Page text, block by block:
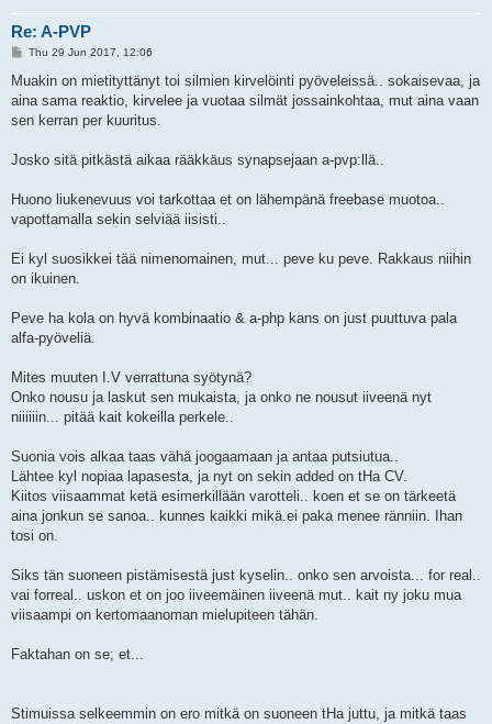
Re: A-PVP
P
s
Thu 29 Jun 2017, 12:06
Muakin on mietityttänyt toi silmien kirvelöinti pyöveleissä.. sokaisevaa, ja
aina sama reaktio, kirvelee ja vuotaa silmät jossainkohtaa, mut aina vaan
sen kerran per kuuritus.
Josko sitä pitkästä aikaa rääkkäus synapsejaan a-pvp:llä..
Huono liukenevuus voi tarkottaa et on lähempänä freebase muotoa..
vapottamalla sekin selviää iisisti..
Ei kyl suosikkei tää nimenomainen, mut... peve ku peve. Rakkaus niihin
on ikuinen.
Peve ha kola on hyvä kombinaatio & a-php kans on just puuttuva pala
alfa-pyöveliä.
Mites muuten I.V verrattuna syötynä?
Onko nousu ja laskut sen mukaista, ja onko ne nousut iiveenä nyt
niiiiiin... pitää kait kokeilla perkele..
Suonia vois alkaa taas vähä joogaamaan ja antaa putsiutua..
Lähtee kyl nopiaa lapasesta, ja nyt on sekin added on tHa CV.
Kiitos viisaammat ketä esimerkillään varotteli.. koen et se on tärkeetä
aina jonkun se sanoa.. kunnes kaikki mikä.ei paka menee ränniin. Ihan
tosi on.
Siks tän suoneen pistämisestä just kyselin.. onko sen arvoista... for real..
vai forreal.. uskon et on joo iiveemäinen iiveenä mut.. kait ny joku mua
viisaampi on kertomaanoman mielupiteen tähän.
Faktahan on se; et...
Stimuissa selkeemmin on ero mitkä on suoneen tHa juttu, ja mitkä taas